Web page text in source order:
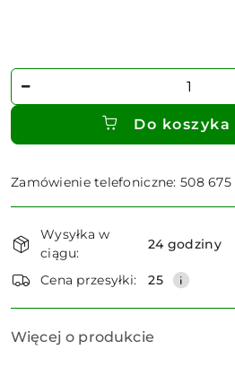
Ilość
Do koszyka
Zamówienie telefoniczne: 508 675
i
dostawa
Wysyłka w
ciągu:
24 godziny
Cena przesyłki: 25
Więcej o produkcie